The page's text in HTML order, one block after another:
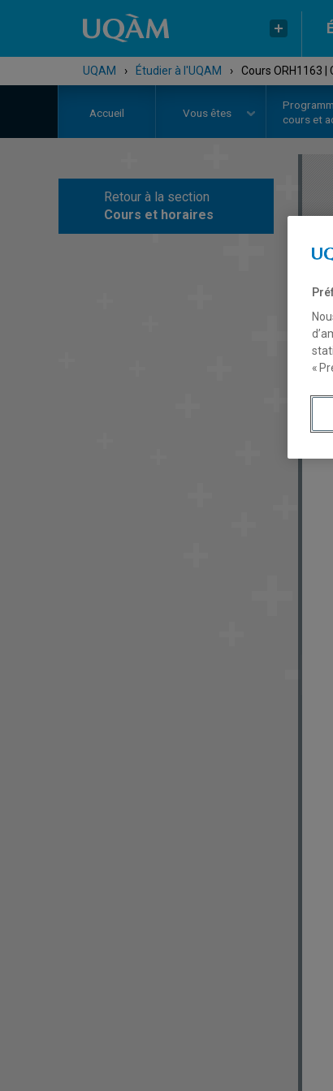
UQAM › Étudier à l'UQAM › Cours ORH1163
Accueil Vous êtes
cours et
Retour à la section
Cours et horaires
«